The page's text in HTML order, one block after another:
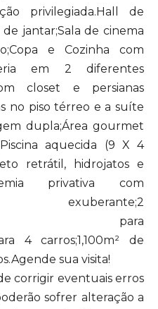
privilegiada.Hall de
jantar;Sala de cinema
e Cozinha com
em 2 diferentes
closet e persianas
no piso térreo e a suíte
dupla;Área gourmet
aquecida (9 X 4
retrátil, hidrojatos e
privativa com
exuberante;2
para
4 carros;1,100m² de
sua visita!
corrigir eventuais erros
sofrer alteração a